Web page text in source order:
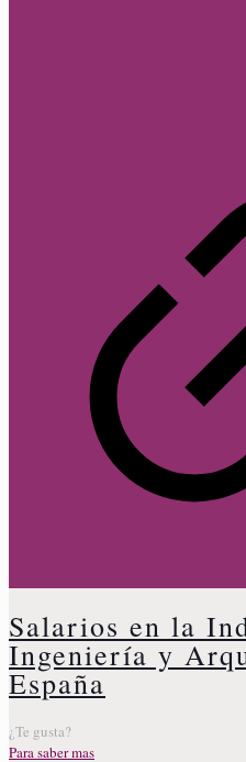
Salarios en la
Ingeniería y
España
¿Te gusta?
Para saber mas